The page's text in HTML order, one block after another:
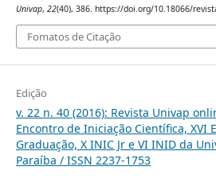
Univap, 22(40), 386. https://doi.org/10.18066/
Fomatos de Citação
Edição
v. 22 n. 40 (2016): Revista Univap
Encontro de Iniciação Científica, XVI
Graduação, X INIC Jr e VI INID da
Paraíba / ISSN 2237-1753